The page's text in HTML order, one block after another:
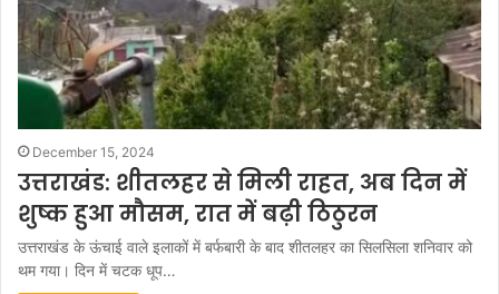
December 15, 2024
उत्तराखंड: शीतलहर से मिली राहत, अब दिन में
शुष्क हुआ मौसम, रात में बढ़ी ठिठुरन
उत्तराखंड के ऊंचाई वाले इलाकों में बर्फबारी के बाद शीतलहर का सिलसिला शनिवार को
थम गया। दिन में चटक धूप…